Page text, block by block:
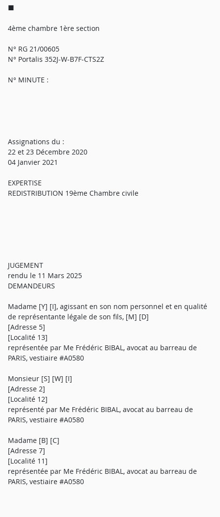
■
4ème chambre 1ère section
N° RG 21/00605
N° Portalis 352J-W-B7F-CTS2Z
N° MINUTE :
Assignations du :
22 et 23 Décembre 2020
04 Janvier 2021
EXPERTISE
REDISTRIBUTION 19ème Chambre civile
JUGEMENT
rendu le 11 Mars 2025
DEMANDEURS
Madame [Y] [I], agissant en son nom personnel et en qualité
de représentante légale de son fils, [M] [D]
[Adresse 5]
[Localité 13]
représentée par Me Frédéric BIBAL, avocat au barreau de
PARIS, vestiaire #A0580
Monsieur [S] [W] [I]
[Adresse 2]
[Localité 12]
représenté par Me Frédéric BIBAL, avocat au barreau de
PARIS, vestiaire #A0580
Madame [B] [C]
[Adresse 7]
[Localité 11]
représentée par Me Frédéric BIBAL, avocat au barreau de
PARIS, vestiaire #A0580